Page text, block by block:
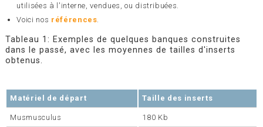
utilisées à l'interne, vendues, ou distribuées.
Voici nos références.
Tableau 1: Exemples de quelques banques construites
dans le passé, avec les moyennes de tailles d'inserts
obtenus.
Matériel de départ Taille des inserts
Musmusculus 180 Kb